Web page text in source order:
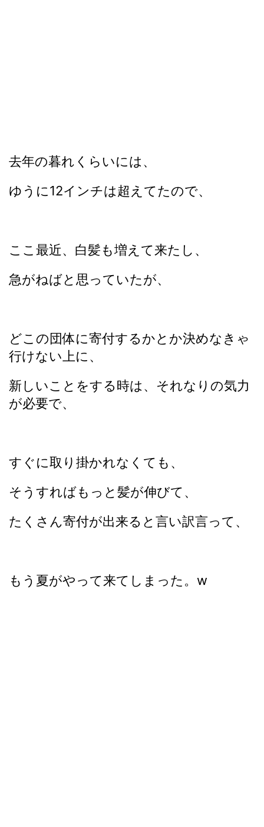
去年の暮れくらいには、
ゆうに12インチは超えてたので、
ここ最近、白髪も増えて来たし、
急がねばと思っていたが、
どこの団体に寄付するかとか決めなきゃ
行けない上に、
新しいことをする時は、それなりの気力
が必要で、
すぐに取り掛かれなくても、
そうすればもっと髪が伸びて、
たくさん寄付が出来ると言い訳言って、
もう夏がやって来てしまった。w